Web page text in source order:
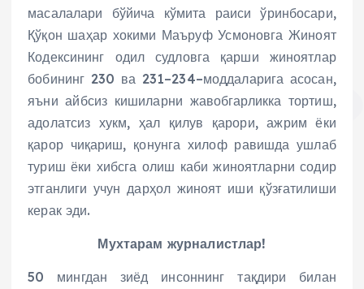
масалалари бўйича кўмита раиси ўринбосари,
Қўқон шаҳар хокими Маъруф Усмоновга Жиноят
Кодексининг одил судловга қарши жиноятлар
бобининг 230 ва 231–234–моддаларига асосан,
яъни айбсиз кишиларни жавобгарликка тортиш,
адолатсиз хукм, ҳал қилув қарори, ажрим ёки
қарор чиқариш, қонунга хилоф равишда ушлаб
туриш ёки хибсга олиш каби жиноятларни содир
этганлиги учун дарҳол жиноят иши қўзғатилиши
керак эди.
Мухтарам журналистлар!
50 мингдан зиёд инсоннинг тақдири билан